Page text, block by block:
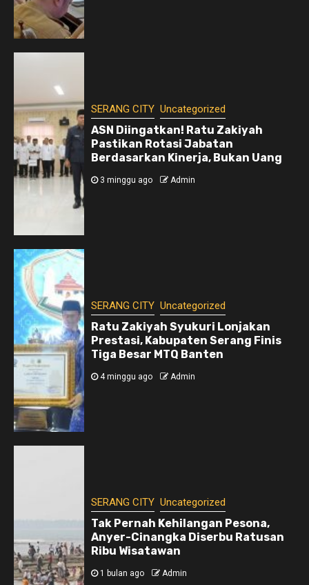
SERANG CITY Uncategorized
ASN Diingatkan! Ratu Zakiyah
Pastikan Rotasi Jabatan
Berdasarkan Kinerja, Bukan Uang
3 minggu ago Admin
SERANG CITY Uncategorized
Ratu Zakiyah Syukuri Lonjakan
Prestasi, Kabupaten Serang Finis
Tiga Besar MTQ Banten
4 minggu ago Admin
SERANG CITY Uncategorized
Tak Pernah Kehilangan Pesona,
Anyer-Cinangka Diserbu Ratusan
Ribu Wisatawan
1 bulan ago Admin